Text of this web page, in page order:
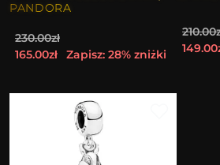
PANDORA
230.00zł
165.00zł
Zapisz: 28% zniżki